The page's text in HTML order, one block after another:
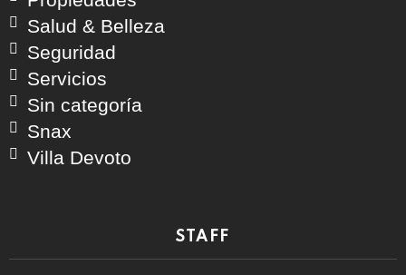
Salud & Belleza
Seguridad
Servicios
Sin categoría
Snax
Villa Devoto
STAFF